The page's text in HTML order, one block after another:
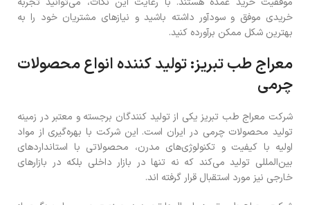
خریدی موفق و سودآور داشته باشید و نیازهای مشتریان خود را به
بهترین شکل ممکن برآورده کنید.
معراج طب تبریز: تولید کننده انواع محصولات
چرمی
شرکت معراج طب تبریز یکی از تولید کنندگان برجسته و معتبر در زمینه
تولید محصولات چرمی در ایران است. این شرکت با بهره‌گیری از مواد
اولیه با کیفیت و تکنولوژی‌های مدرن، محصولاتی با استانداردهای
بین‌المللی تولید می‌کند که نه تنها در بازار داخلی بلکه در بازارهای
خارجی نیز مورد استقبال قرار گرفته ‌اند.